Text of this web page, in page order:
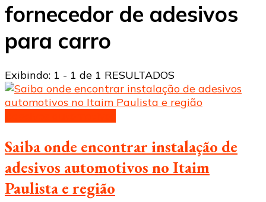
fornecedor de adesivos
para carro
Exibindo: 1 - 1 de 1 RESULTADOS
Saiba onde encontrar instalação de
adesivos automotivos no Itaim
Paulista e região